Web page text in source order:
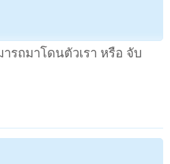
ถมาโดนตัวเรา หรือ จับ